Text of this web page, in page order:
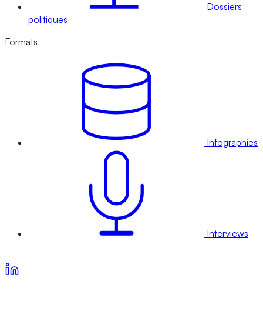
Dossiers
politiques
Formats
Infographies
Interviews